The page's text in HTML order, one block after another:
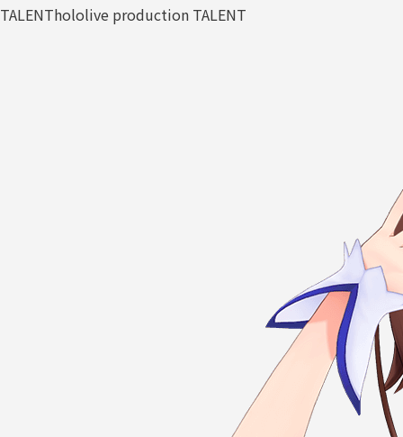
TALENThololive production TALENT